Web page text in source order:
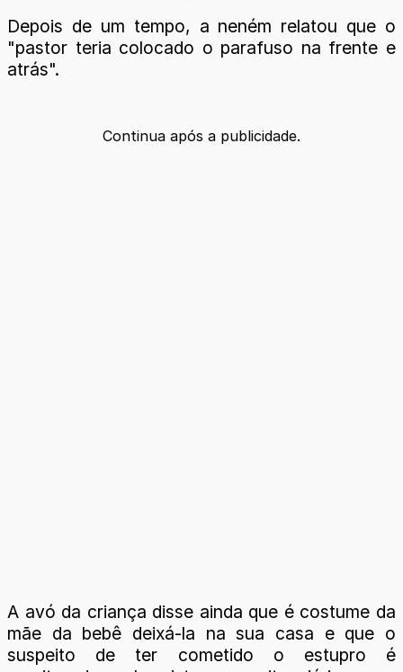
Depois de um tempo, a neném relatou que o
"pastor teria colocado o parafuso na frente e
atrás".
Continua após a publicidade.
A avó da criança disse ainda que é costume da
mãe da bebê deixá-la na sua casa e que o
suspeito de ter cometido o estupro é